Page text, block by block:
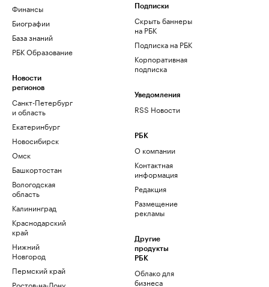
Финансы
Биографии
База знаний
РБК Образование
Новости
регионов
Санкт-Петербург
и область
Екатеринбург
Новосибирск
Омск
Башкортостан
Вологодская
область
Калининград
Краснодарский
край
Нижний
Новгород
Пермский край
Ростов-на-Дону
Подписки
Скрыть баннеры
на РБК
Подписка на РБК
Корпоративная
подписка
Уведомления
RSS Новости
РБК
О компании
Контактная
информация
Редакция
Размещение
рекламы
Другие
продукты
РБК
Облако для
бизнеса